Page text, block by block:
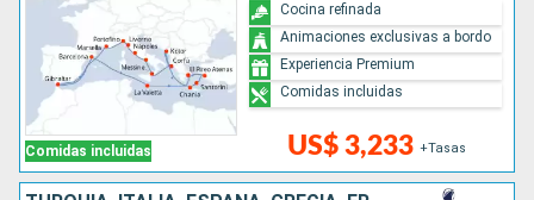
Comidas incluidas US$ 3,233 +Tasas
Cocina refinada
Animaciones exclusivas a bordo
Experiencia Premium
Comidas incluidas